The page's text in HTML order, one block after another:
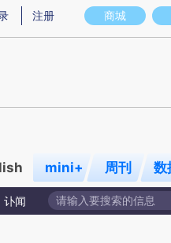
意图存在偏差。不代表财新观点和立
商城
注册
mini+ 周刊 数
讣闻